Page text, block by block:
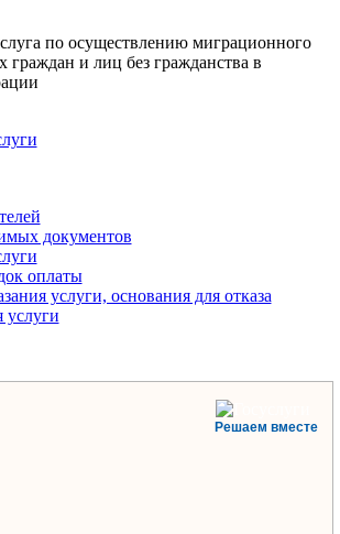
по осуществлению миграционного
граждан и лиц без гражданства в
документов
оплаты
услуги, основания для отказа
услуги
Решаем вместе